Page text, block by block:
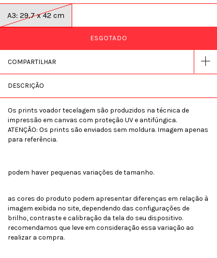
A3: 29,7 x 42 cm
COMPARTILHAR
DESCRIÇÃO
Os prints voador tecelagem são produzidos na técnica de
impressão em canvas com proteção UV e antifúngica.
ATENÇÃO: Os prints são enviados sem moldura. Imagem apenas
para referência.
podem haver pequenas variações de tamanho.
as cores do produto podem apresentar diferenças em relação à
imagem exibida no site, dependendo das configurações de
brilho, contraste e calibração da tela do seu dispositivo.
recomendamos que leve em consideração essa variação ao
realizar a compra.